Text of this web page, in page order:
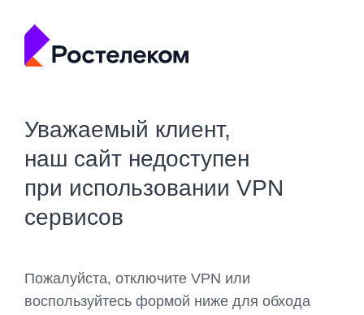
Уважаемый клиент,
наш сайт недоступен
при использовании VPN
сервисов
Пожалуйста, отключите VPN или
воспользуйтесь формой ниже для обхода